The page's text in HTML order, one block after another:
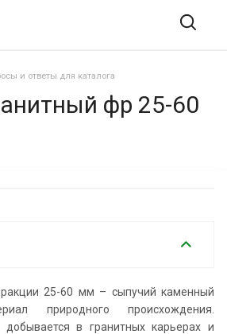
и ответы для каталога
фр 25-60
25-60 мм – сыпучий каменный
природного происхождения.
добывается в гранитных карьерах и